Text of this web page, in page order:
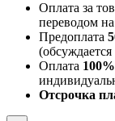
Оплата за
переводом
Предоплата
Оплата 100%
Отсрочка